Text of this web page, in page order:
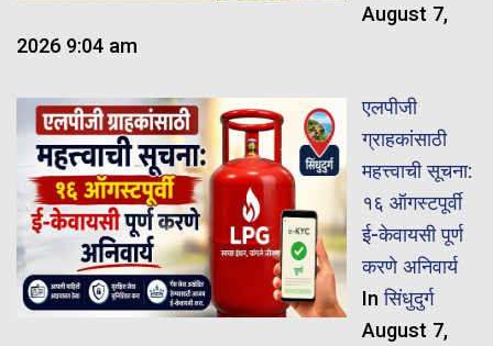
August 7,
2026 9:04 am
एलपीजी
ग्राहकांसाठी
महत्त्वाची सूचना:
१६ ऑगस्टपूर्वी
ई-केवायसी पूर्ण
करणे अनिवार्य
Inसिंधुदुर्ग
August 7,